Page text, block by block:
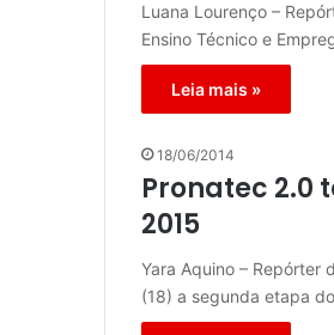
Luana Lourenço –
Ensino Técnico e
Leia mais »
18/06/2014
Pronatec 2.0
2015
Yara Aquino – Repórter
(18) a segunda etapa